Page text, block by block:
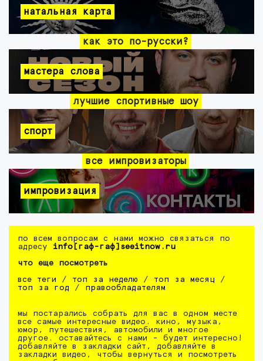
натальная карта
как это по-русски?
мастера слова
лучшие спортивные шоу
спорт
все импровизаторы
импровизация
по всем вопросам с нами можно связаться по
адресу info[гаф-гаф]seeitnow.ru
что еще посмотреть
все теги / топ за неделю / топ за месяц /
топ за год / правообладателям
мы постарались собрать для вас в одном месте
все самые интересные видео. кино, музыка,
юмор, путешествия, автомобили и многое
другое. оставайтесь с нами - будет интересно!
добавляйте в закладки сайт, добавляйте в
закладки видео, чтобы вернуться и посмотреть